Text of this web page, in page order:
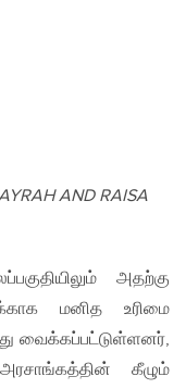
AND RAISA
அதற்கு
மனித உரிமை
வைக்கப்பட்டுள்ளனர்,
கீழும்